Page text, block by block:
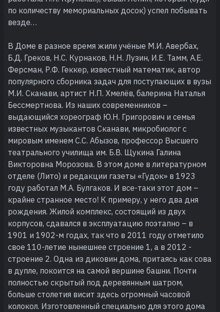
по количеству мемориальных досок) успел побывать
везде…
В Доме в разное время жили учёные М.И. Авербах,
Б.Д. Греков, Н.С. Курнаков, Н.Н. Лузин, И.Е. Тамм, А.Е.
Ферсман, Р.Ф. Геккер, известный математик, автор
популярного сборника задач для поступающих в вузы
М.И. Сканави, артист Н.П. Хмелёв, балерина Наталья
Бессмертнова. Из наших современников –
выдающийся хореограф Ю.Н. Григорович и семья
известных музыкантов Сканави, микробиолог с
мировым именем С.С. Абызов, профессор Высшего
театрального училища им. Б.В. Щукина Галина
Викторовна Морозова. В этом доме в литературном
отделе (Лито) и редакции газеты «Гудок» в 1923
году работал М.А. Булгаков. И все-таки этот дом –
крайне странное место! К примеру, у него два дня
рождения. Жилой комплекс, состоящий из двух
корпусов, сдавался в эксплуатацию поэтапно – в
1901 и 1902-м годах, так что в 2011 году отметило
свое 110-летие нынешнее строение 1, а в 2012 -
строение 2. Одна из диковин дома, притаясь как сова
в дупле, покоится на самой вершине башни. Почти
полностью скрытый под деревянным шатром,
больше столетия висит здесь огромный часовой
колокол. Изготовленный специально для этого дома